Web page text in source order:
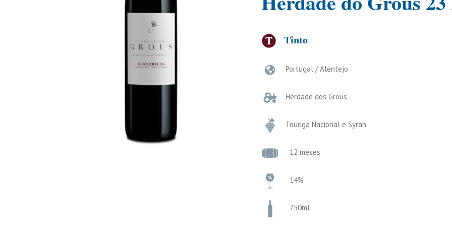
Tinto
Portugal / Alentejo
Herdade dos Grous
Touriga Nacional e Syrah
12 meses
14%
750ml